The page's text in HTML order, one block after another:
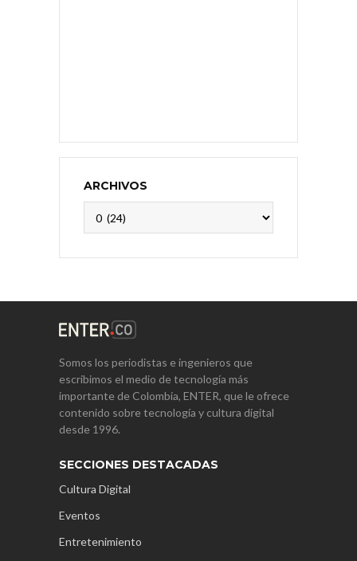
ARCHIVOS
Somos los periodistas e ingenieros que
escribimos el medio de tecnología más
importante de Colombia, ENTER, que le ofrece
contenido sobre tecnología y cultura digital
desde 1996.
SECCIONES DESTACADAS
Cultura Digital
Eventos
Entretenimiento